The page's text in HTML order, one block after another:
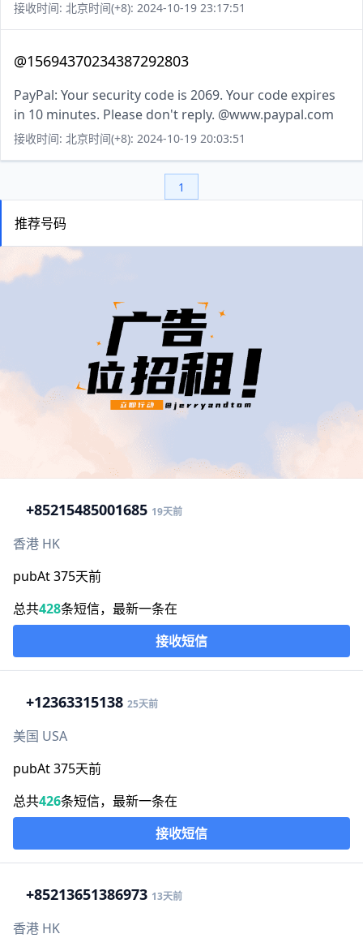
接收时间: 北京时间(+8): 2024-10-19 23:17:51
@15694370234387292803
PayPal: Your security code is 2069. Your code expires
in 10 minutes. Please don't reply. @www.paypal.com
接收时间: 北京时间(+8): 2024-10-19 20:03:51
1
推荐号码
+85215485001685 19天前
香港 HK
pubAt 375天前
总共428条短信，最新一条在
接收短信
+12363315138 25天前
美国 USA
pubAt 375天前
总共426条短信，最新一条在
接收短信
+85213651386973 13天前
香港 HK